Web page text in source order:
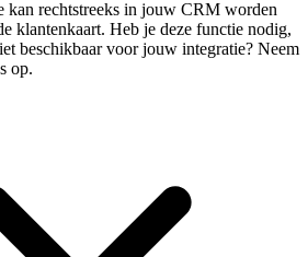
kan rechtstreeks in jouw CRM worden
klantenkaart. Heb je deze functie nodig,
beschikbaar voor jouw integratie? Neem
op.